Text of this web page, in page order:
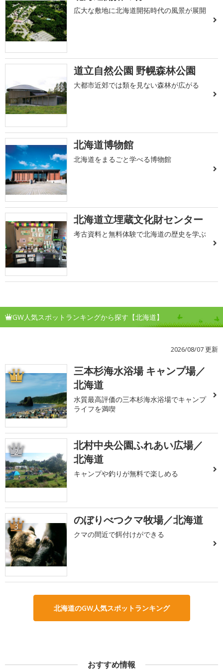
広大な敷地に北海道開拓時代の風景が展開
道立自然公園 野幌森林公園
大都市近郊では類を見ない森林が広がる
北海道博物館
北海道をまるごと学べる博物館
北海道立埋蔵文化財センター
考古資料と無料体験で北海道の歴史を学ぶ
GW人気スポットランキングから探す【北海道】
2026/08/07 更新
1
三本杉海水浴場 キャンプ場／
北海道
水質最高評価の三本杉海水浴場でキャンプ
ライフを満喫
2
北村中央公園ふれあい広場／
北海道
キャンプや釣りが無料で楽しめる
3 のぼりべつクマ牧場／北海道
クマの間近で餌付けができる
北海道のGW人気スポットランキング
おすすめ情報